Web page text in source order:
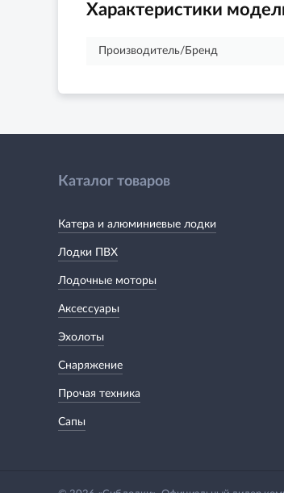
Характеристики
Производитель/Бренд
Каталог товаров
Катера и алюминиевые лодки
Лодки ПВХ
Лодочные моторы
Аксессуары
Эхолоты
Снаряжение
Прочая техника
Сапы